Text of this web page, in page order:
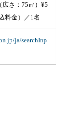
さ：75㎡）¥5
料金）／1名
ja/searchInp